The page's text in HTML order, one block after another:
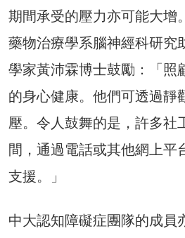
期間承受的壓力亦可能大增
藥物治療學系腦神經科研究
學家黃沛霖博士鼓勵：「照
的身心健康。他們可透過靜
壓。令人鼓舞的是，許多社
間，通過電話或其他網上平
支援。」
中大認知障礙症團隊的成員